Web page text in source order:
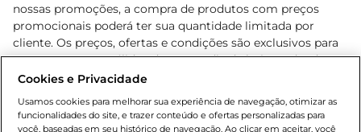
nossas promoções, a compra de produtos com preços
promocionais poderá ter sua quantidade limitada por
cliente. Os preços, ofertas e condições são exclusivos para
o e-commerce e válidos durante o dia de hoje, podendo
sofrer alterações sem prévia notificação. Proibida a venda
Lei n.º 8069/90, art. 81, inciso II (Estatuto da Criança e do
Adolescente). Preços e condições exclusivos para o
Cookies e Privacidade
Usamos cookies para melhorar sua experiência de navegação, otimizar as
funcionalidades do site, e trazer conteúdo e ofertas personalizadas para
você, baseadas em seu histórico de navegação. Ao clicar em aceitar, você